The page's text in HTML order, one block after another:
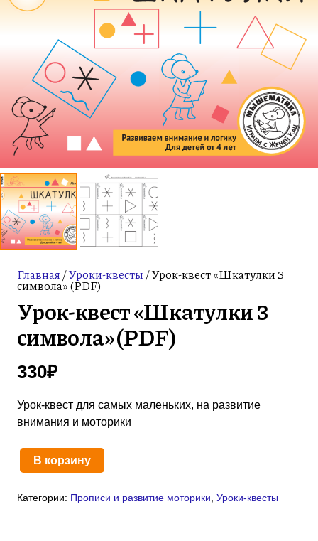
Главная/Уроки-квесты / Урок-квест «Шкатулки 3
символа» (PDF)
Урок-квест «Шкатулки 3
символа» (PDF)
330₽
Урок-квест для самых маленьких, на развитие
внимания и моторики
Количество
Урок-
В корзину
Категории: Прописи и развитие моторики Уроки-квесты